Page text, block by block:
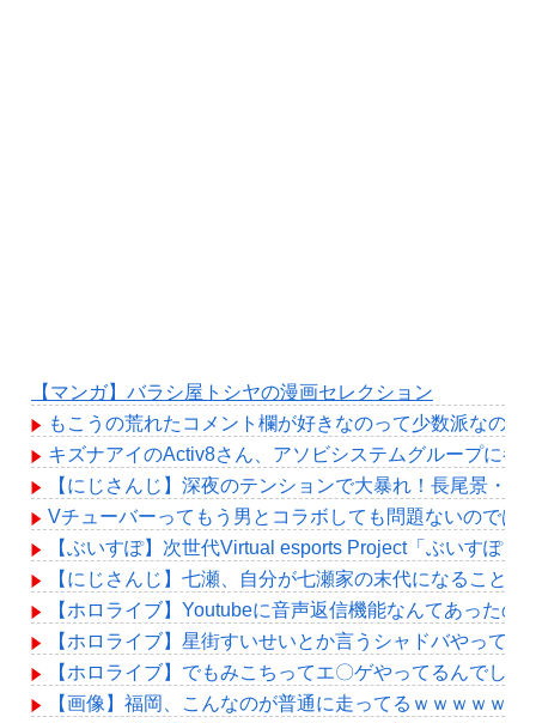
【マンガ】バラシ屋トシヤの漫画セレクション
もこうの荒れたコメント欄が好きなのって少数派なのか
キズナアイのActiv8さん、アソビシステムグループに参
【にじさんじ】深夜のテンションで大暴れ！長尾景・
Vチューバーってもう男とコラボしても問題ないのでは
【ぶいすぽ】次世代Virtual esports Project「ぶいすぽっ
【にじさんじ】七瀬、自分が七瀬家の末代になることも
【ホロライブ】Youtubeに音声返信機能なんてあったの
【ホロライブ】星街すいせいとか言うシャドバやって
【ホロライブ】でもみこちってエ〇ゲやってるんでし
【画像】福岡、こんなのが普通に走ってるｗｗｗｗｗ